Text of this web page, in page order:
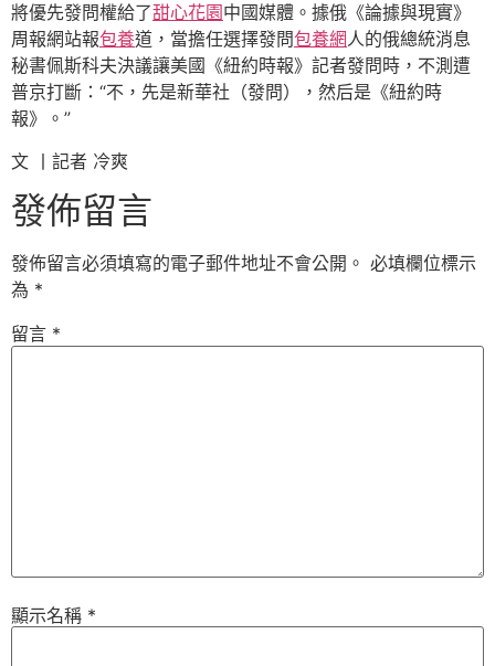
將優先發問權給了甜心花園中國媒體。據俄《論據與現實》
周報網站報包養道，當擔任選擇發問包養網人的俄總統消息
秘書佩斯科夫決議讓美國《紐約時報》記者發問時，不測遭
普京打斷：“不，先是新華社（發問），然后是《紐約時
報》。”
文 丨記者 冷爽
發佈留言
發佈留言必須填寫的電子郵件地址不會公開。 必填欄位標示
為 *
留言 *
顯示名稱 *